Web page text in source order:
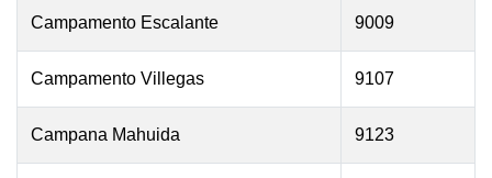
Campamento Escalante 9009
Campamento Villegas 9107
Campana Mahuida 9123